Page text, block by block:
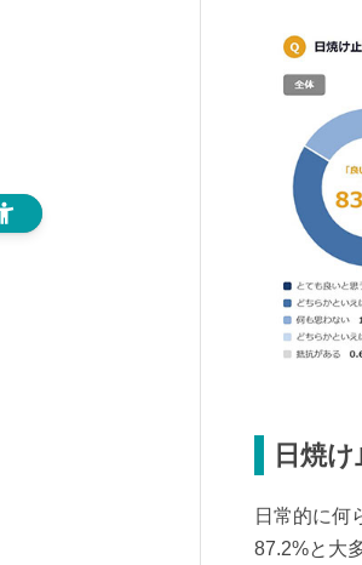
日焼
日常的に何
87.2%と大